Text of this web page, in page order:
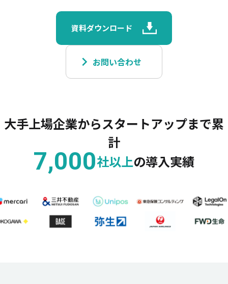
資料ダウンロード
keyboard_arrow_right お問い合わせ
大手上場企業からスタートアップまで累
計
7,000社以上の導入実績